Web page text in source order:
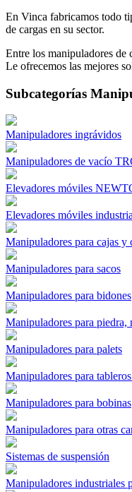
En Vinca fabricamos todo
de cargas en su sector.
Entre los manipuladores de
Le ofrecemos las mejores
Subcategorías
Manipuladores ingrávidos
Manipuladores de vacío
Elevadores móviles
Elevadores móviles
Manipuladores para cajas y
Manipuladores para sacos
Manipuladores para bidones
Manipuladores para piedra,
Manipuladores para palets
Manipuladores para
Manipuladores para bobinas
Manipuladores para otras
Sistemas de suspensión
Manipuladores industriales